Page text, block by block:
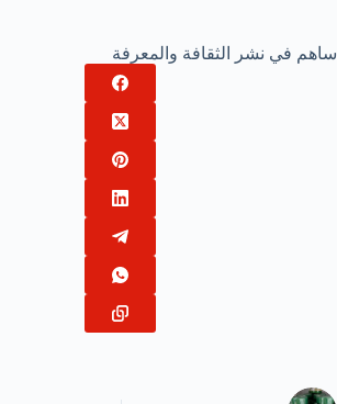
ساهم في نشر الثقافة والمعرفة